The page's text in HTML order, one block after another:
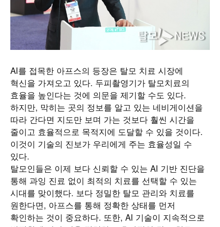
AI를 접목한 아프스의 등장은 탈모 치료 시장에
혁신을 가져오고 있다. 두피촬영기가 탈모치료의
효율을 높인다는 것에 의문을 제기할 수도 있다.
하지만, 막히는 곳의 정보를 알고 있는 네비게이션을
따라 간다면 지도만 보며 가는 것보다 훨씬 시간을
줄이고 효율적으로 목적지에 도달할 수 있을 것이다.
이것이 기술의 진보가 우리에게 주는 효율성일 수
있다.
탈모인들은 이제 보다 신뢰할 수 있는 AI 기반 진단을
통해 과잉 진료 없이 최적의 치료를 선택할 수 있는
시대를 맞이했다. 보다 정밀한 탈모 관리와 치료를
원한다면, 아프스를 통해 정확한 상태를 먼저
확인하는 것이 중요하다. 또한, AI 기술이 지속적으로